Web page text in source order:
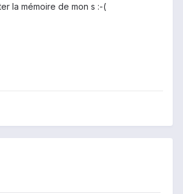
la mémoire de mon s :-(